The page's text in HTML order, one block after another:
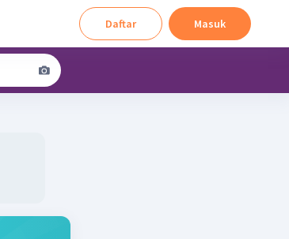
Daftar Masuk